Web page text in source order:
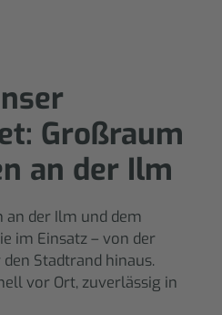
Großraum
an der Ilm
der Ilm und dem
im Einsatz – von der
Stadtrand hinaus.
vor Ort, zuverlässig in